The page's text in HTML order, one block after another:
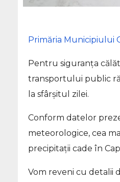
Primăria Municipiului
Pentru siguranța
transportului public
la sfârșitul zilei.
Conform datelor
meteorologice, cea
precipitații cade în
Vom reveni cu detalii